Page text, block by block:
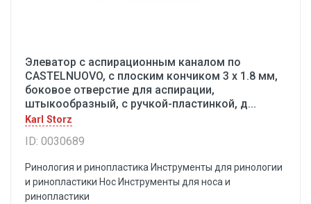
Элеватор с аспирационным каналом по
CASTELNUOVO, с плоским кончиком 3 х 1.8 мм,
боковое отверстие для аспирации,
штыкообразный, с ручкой-пластинкой, д...
Karl Storz
ID: 0030689
Ринология и ринопластика Инструменты для ринологии
и ринопластики Hoc Инструменты для носа и
ринопластики